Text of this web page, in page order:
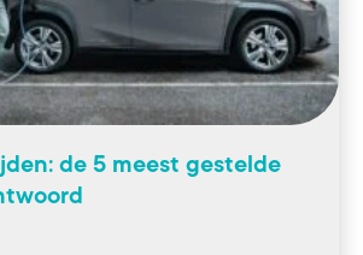
de 5 meest gestelde